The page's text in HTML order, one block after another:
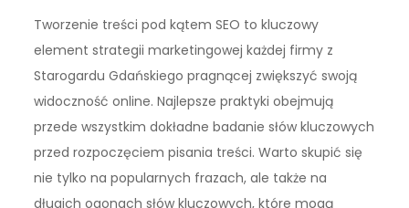
Tworzenie treści pod kątem SEO to kluczowy
element strategii marketingowej każdej firmy z
Starogardu Gdańskiego pragnącej zwiększyć swoją
widoczność online. Najlepsze praktyki obejmują
przede wszystkim dokładne badanie słów kluczowych
przed rozpoczęciem pisania treści. Warto skupić się
nie tylko na popularnych frazach, ale także na
długich ogonach słów kluczowych, które mogą